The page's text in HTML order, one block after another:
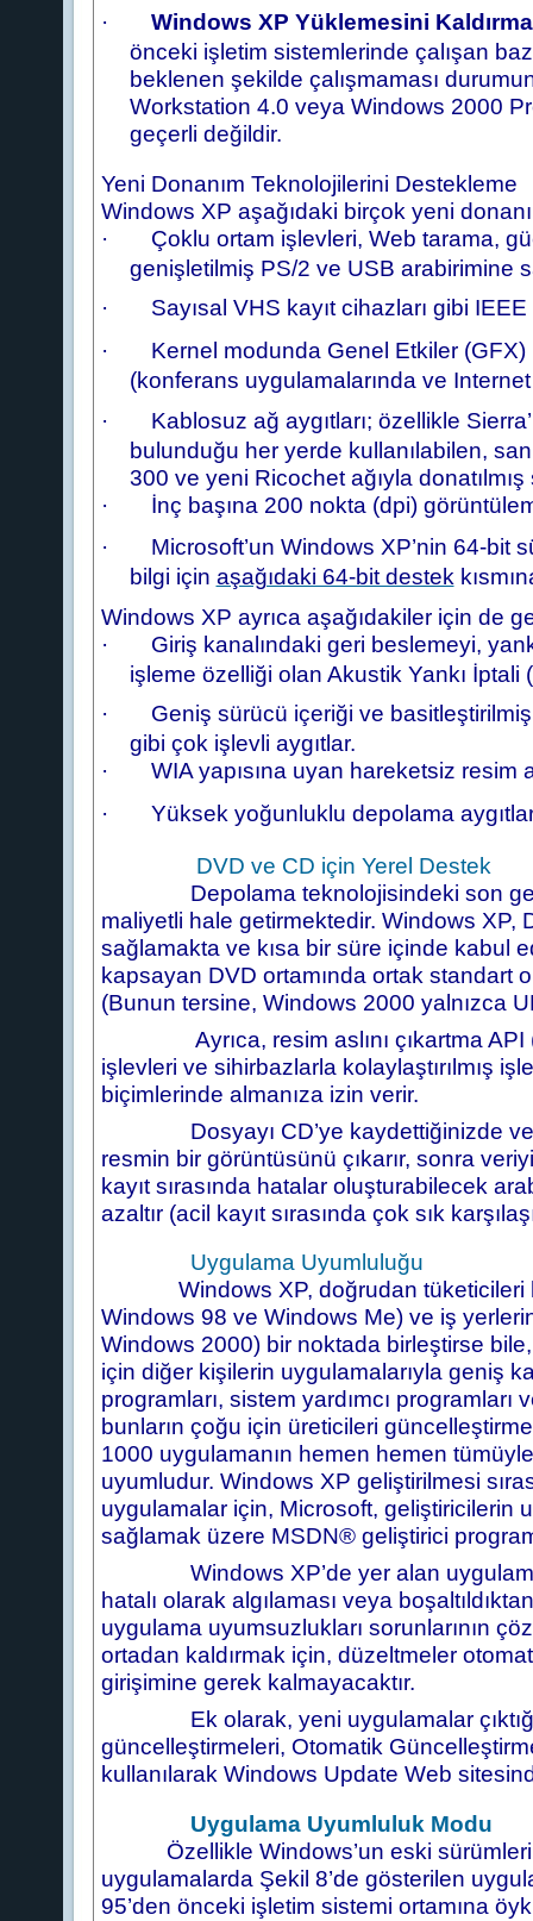
· Windows XP Yüklemesini Kaldırma
önceki işletim sistemlerinde çalışan
beklenen şekilde çalışmaması
Workstation 4.0 veya Windows 2000
geçerli değildir.
Yeni Donanım Teknolojilerini Destekleme
Windows XP aşağıdaki birçok yeni
·
Çoklu ortam işlevleri, Web tarama,
genişletilmiş PS/2 ve USB arabirimine
·
Sayısal VHS kayıt cihazları gibi
·
Kernel modunda Genel Etkiler (GFX)
(konferans uygulamalarında ve
·
Kablosuz ağ aygıtları; özellikle
bulunduğu her yerde kullanılabilen,
300 ve yeni Ricochet ağıyla
·
İnç başına 200 nokta (dpi)
·
Microsoft’un Windows XP’nin 64-bit
bilgi için aşağıdaki 64-bit destek
Windows XP ayrıca aşağıdakiler için de
·
Giriş kanalındaki geri beslemeyi,
işleme özelliği olan Akustik Yankı
·
Geniş sürücü içeriği ve
gibi çok işlevli aygıtlar.
·
WIA yapısına uyan hareketsiz resim
·
Yüksek yoğunluklu depolama
DVD ve CD için Yerel Destek
Depolama teknolojisindeki son
maliyetli hale getirmektedir. Windows
sağlamakta ve kısa bir süre içinde kabul
kapsayan DVD ortamında ortak standart
(Bunun tersine, Windows 2000 yalnızca
Ayrıca, resim aslını çıkartma API
işlevleri ve sihirbazlarla kolaylaştırılmış
biçimlerinde almanıza izin verir.
Dosyayı CD’ye kaydettiğinizde veya
resmin bir görüntüsünü çıkarır, sonra
kayıt sırasında hatalar oluşturabilecek
azaltır (acil kayıt sırasında çok sık
Uygulama Uyumluluğu
Windows XP, doğrudan tüketicileri
Windows 98 ve Windows Me) ve iş
Windows 2000) bir noktada birleştirse
için diğer kişilerin uygulamalarıyla geniş
programları, sistem yardımcı programları
bunların çoğu için üreticileri
1000 uygulamanın hemen hemen
uyumludur. Windows XP geliştirilmesi
uygulamalar için, Microsoft, geliştiricilerin
sağlamak üzere MSDN® geliştirici
Windows XP’de yer alan uygulama
hatalı olarak algılaması veya
uygulama uyumsuzlukları sorunlarının
ortadan kaldırmak için, düzeltmeler
girişimine gerek kalmayacaktır.
Ek olarak, yeni uygulamalar
güncelleştirmeleri, Otomatik
kullanılarak Windows Update Web
Uygulama Uyumluluk Modu
Özellikle Windows’un eski sürümleri
uygulamalarda Şekil 8’de gösterilen
95’den önceki işletim sistemi ortamına